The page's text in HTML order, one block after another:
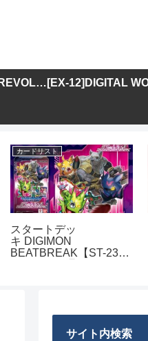
[BT-25]DUAL REVOLUTION
カードリスト
スタートデッ
キ DIGIMON
BEATBREAK【ST-23】
サイト内検索